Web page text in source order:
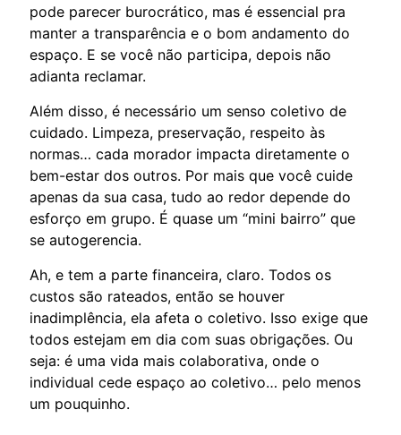
pode parecer burocrático, mas é essencial pra
manter a transparência e o bom andamento do
espaço. E se você não participa, depois não
adianta reclamar.
Além disso, é necessário um senso coletivo de
cuidado. Limpeza, preservação, respeito às
normas… cada morador impacta diretamente o
bem-estar dos outros. Por mais que você cuide
apenas da sua casa, tudo ao redor depende do
esforço em grupo. É quase um “mini bairro” que
se autogerencia.
Ah, e tem a parte financeira, claro. Todos os
custos são rateados, então se houver
inadimplência, ela afeta o coletivo. Isso exige que
todos estejam em dia com suas obrigações. Ou
seja: é uma vida mais colaborativa, onde o
individual cede espaço ao coletivo… pelo menos
um pouquinho.